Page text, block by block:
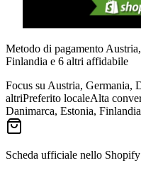
Metodo di pagamento
Finlandia e 6 altri affidabile
Focus su Austria, Germania,
altriPreferito localeAlta
Danimarca, Estonia,
Scheda ufficiale nello